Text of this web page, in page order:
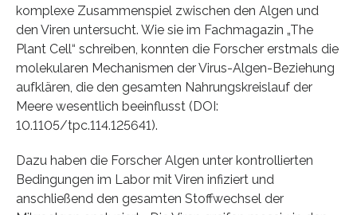
komplexe Zusammenspiel zwischen den Algen und
den Viren untersucht. Wie sie im Fachmagazin „The
Plant Cell“ schreiben, konnten die Forscher erstmals die
molekularen Mechanismen der Virus-Algen-Beziehung
aufklären, die den gesamten Nahrungskreislauf der
Meere wesentlich beeinflusst (DOI:
10.1105/tpc.114.125641).
Dazu haben die Forscher Algen unter kontrollierten
Bedingungen im Labor mit Viren infiziert und
anschließend den gesamten Stoffwechsel der